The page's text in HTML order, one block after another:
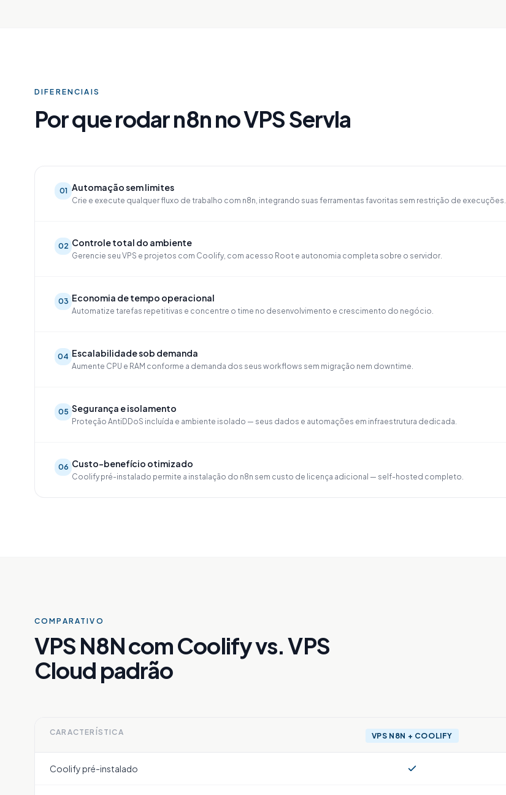
DIFERENCIAIS
Por que rodar n8n no VPS Servla
01 Automação sem limites
Crie e execute qualquer fluxo de trabalho com n8n, integrando suas ferramentas favoritas sem restrição de execuções.
02 Controle total do ambiente
Gerencie seu VPS e projetos com Coolify, com acesso Root e autonomia completa sobre o servidor.
03 Economia de tempo operacional
Automatize tarefas repetitivas e concentre o time no desenvolvimento e crescimento do negócio.
04 Escalabilidade sob demanda
Aumente CPU e RAM conforme a demanda dos seus workflows sem migração nem downtime.
05 Segurança e isolamento
Proteção AntiDDoS incluída e ambiente isolado — seus dados e automações em infraestrutura dedicada.
06 Custo-benefício otimizado
Coolify pré-instalado permite a instalação do n8n sem custo de licença adicional — self-hosted completo.
COMPARATIVO
VPS N8N com Coolify vs. VPS
Cloud padrão
CARACTERÍSTICA VPS N8N + COOLIFY
Coolify pré-instalado